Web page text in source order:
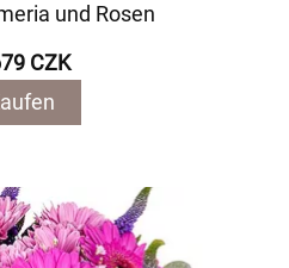
und Rosen
CZK